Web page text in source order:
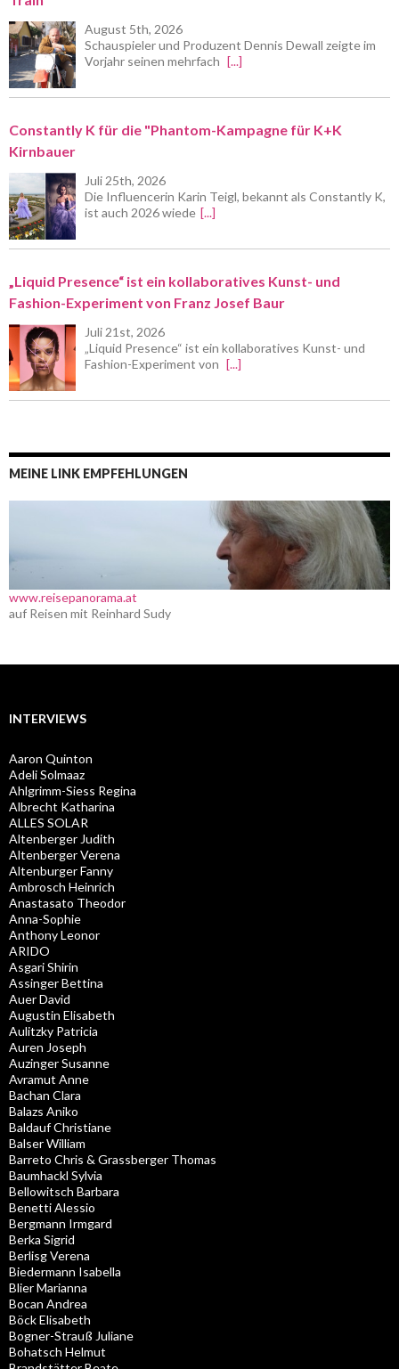
August 5th, 2026
Schauspieler und Produzent Dennis Dewall zeigte im
Vorjahr seinen mehrfach [...]
Constantly K für die "Phantom-Kampagne für K+K
Kirnbauer
Juli 25th, 2026
Die Influencerin Karin Teigl, bekannt als Constantly K,
ist auch 2026 wiede [...]
„Liquid Presence“ ist ein kollaboratives Kunst- und
Fashion-Experiment von Franz Josef Baur
Juli 21st, 2026
„Liquid Presence“ ist ein kollaboratives Kunst- und
Fashion-Experiment von [...]
MEINE LINK EMPFEHLUNGEN
www.reisepanorama.at
auf Reisen mit Reinhard Sudy
INTERVIEWS
Aaron Quinton
Adeli Solmaaz
Ahlgrimm-Siess Regina
Albrecht Katharina
ALLES SOLAR
Altenberger Judith
Altenberger Verena
Altenburger Fanny
Ambrosch Heinrich
Anastasato Theodor
Anna-Sophie
Anthony Leonor
ARIDO
Asgari Shirin
Assinger Bettina
Auer David
Augustin Elisabeth
Aulitzky Patricia
Auren Joseph
Auzinger Susanne
Avramut Anne
Bachan Clara
Balazs Aniko
Baldauf Christiane
Balser William
Barreto Chris & Grassberger Thomas
Baumhackl Sylvia
Bellowitsch Barbara
Benetti Alessio
Bergmann Irmgard
Berka Sigrid
Berlisg Verena
Biedermann Isabella
Blier Marianna
Bocan Andrea
Böck Elisabeth
Bogner-Strauß Juliane
Bohatsch Helmut